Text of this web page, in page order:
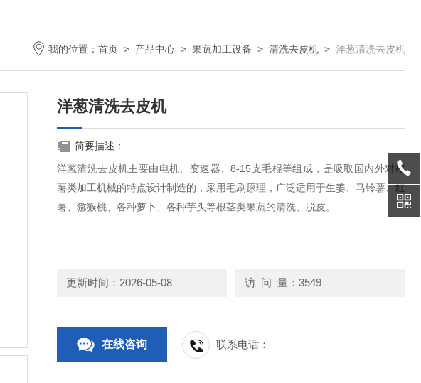
我的位置： 首页 > 产品中心 > 果蔬加工设备 > 清洗去皮机 > 洋葱清洗去皮机
洋葱清洗去皮机
简要描述：
洋葱清洗去皮机主要由电机、变速器、8-15支毛棍等组成，是吸取国内外对根
薯类加工机械的特点设计制造的，采用毛刷原理，广泛适用于生姜、马铃薯、红
薯、猕猴桃、各种萝卜、各种芋头等根茎类果蔬的清洗、脱皮。
更新时间：2026-05-08 访 问 量：3549
在线咨询 联系电话：